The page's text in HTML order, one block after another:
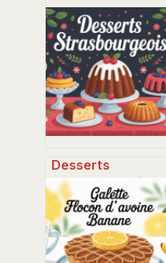
Desserts
strasbourgeois
incontournables :
spécialités,
adresses et idées
maison